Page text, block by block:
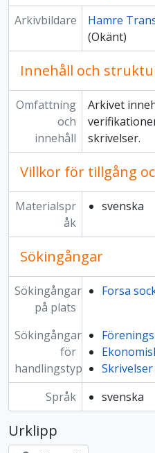
Arkivbildare
Hamre
(Okänt)
Innehåll och
Omfattning
och
innehåll
Arkivet
skrivelser.
Villkor för tillgång
Materialspr
åk
svenska
Sökingångar
Sökingångar
på plats
Forsa
Sökingångar
för
handlingstyp
Skrivelser
Språk
svenska
Urklipp